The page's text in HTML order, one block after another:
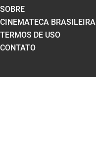
SOBRE
CINEMATECA BRASILEIRA
TERMOS DE USO
CONTATO